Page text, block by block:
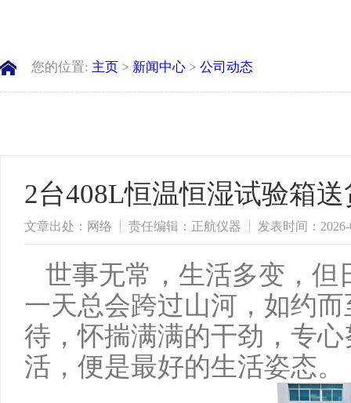
您的位置: 主页 > 新闻中心 > 公司动态
2台408L恒温恒湿试验箱
文章出处：网络 责任编辑：正航仪器 发表时间：2026-
世事无常，生活多变，但
一天总会跨过山河，如约
待，怀揣满满的干劲，专
活，便是最好的生活姿态。